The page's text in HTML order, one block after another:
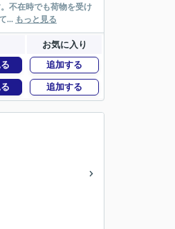
不在時でも荷物を受け
... もっと見る
お気に入り
追加する
追加する